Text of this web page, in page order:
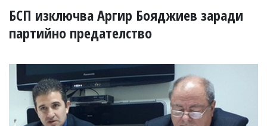
В
УКРАЙНА
СПОРТ
РАЗСЛЕДВАНЕ
БИЗНЕС
БСП изключва Аргир Бояджиев заради
партийно предателство